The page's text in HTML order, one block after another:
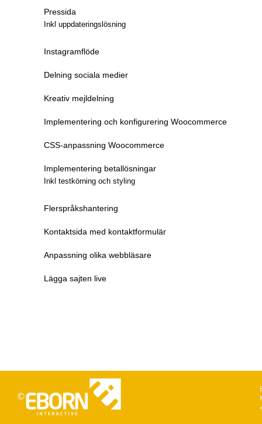
Pressida
Inkl uppdateringslösning
Instagramflöde
Delning sociala medier
Kreativ mejldelning
Implementering och konfigurering Woocommerce
CSS-anpassning Woocommerce
Implementering betallösningar
Inkl testkörning och styling
Flerspråkshantering
Kontaktsida med kontaktformulär
Anpassning olika webbläsare
Lägga sajten live